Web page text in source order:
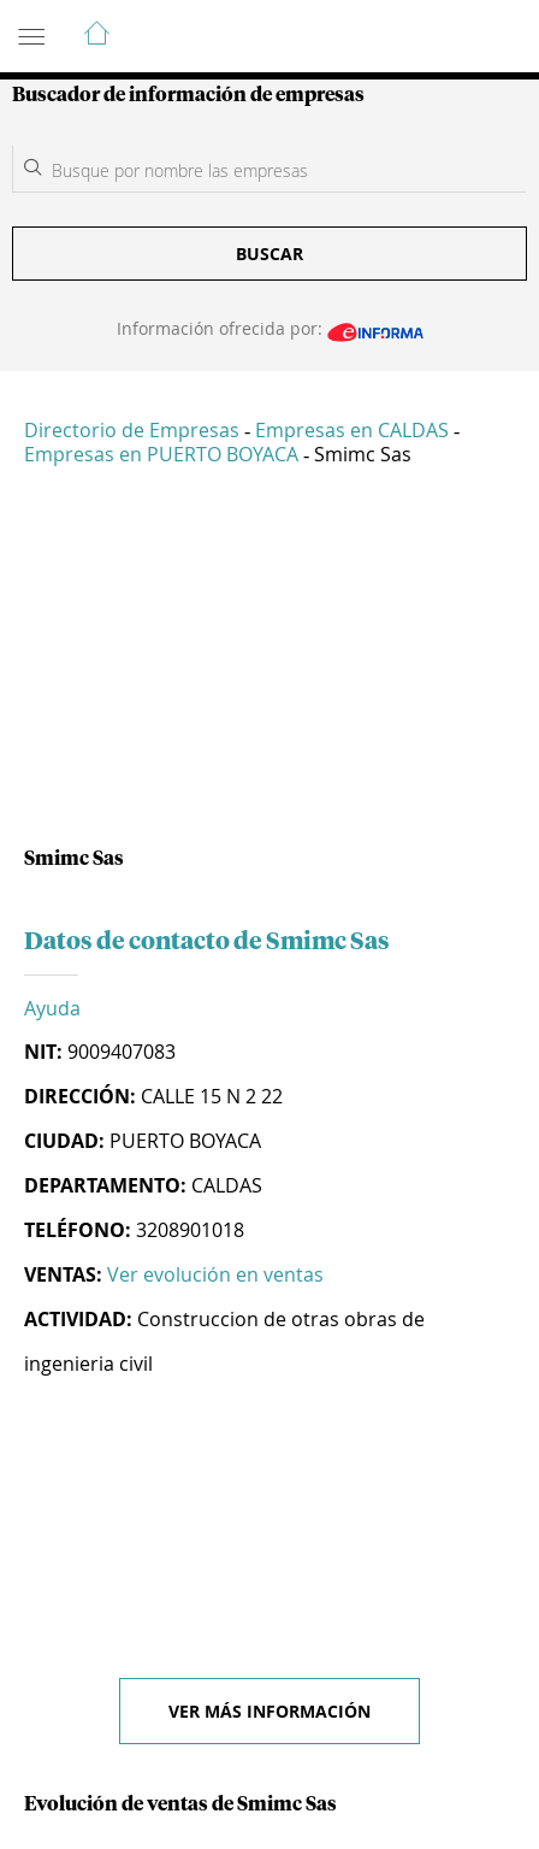
Guía de Empresas Colombianas
Buscador de información de empresas
BUSCAR
Información ofrecida por:
Directorio de Empresas - Empresas en CALDAS -
Empresas en PUERTO BOYACA - Smimc Sas
Smimc Sas
Datos de contacto de Smimc Sas
Ayuda
NIT: 9009407083
DIRECCIÓN: CALLE 15 N 2 22
CIUDAD: PUERTO BOYACA
DEPARTAMENTO: CALDAS
TELÉFONO: 3208901018
VENTAS: Ver evolución en ventas
ACTIVIDAD: Construccion de otras obras de
ingenieria civil
VER MÁS INFORMACIÓN
Evolución de ventas de Smimc Sas